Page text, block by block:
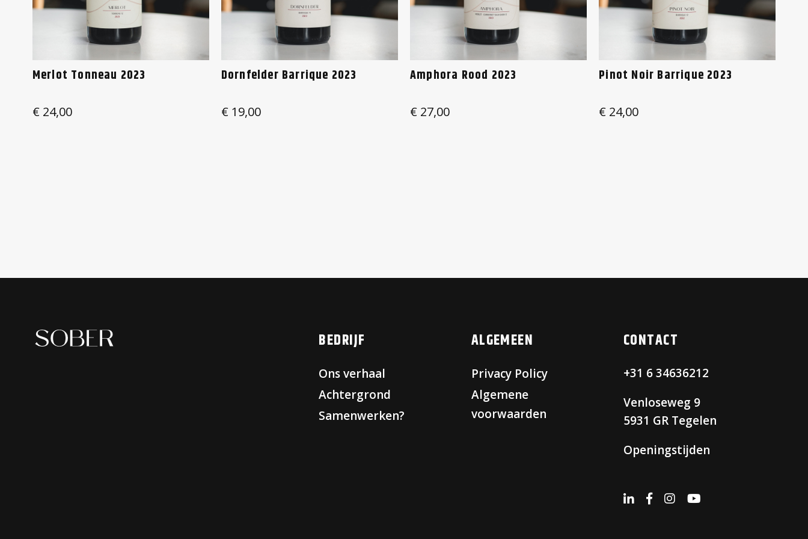
Merlot Tonneau 2023
€ 24,00
Dornfelder Barrique 2023
€ 19,00
Amphora Rood 2023
€ 27,00
Pinot Noir Barrique 2023
€ 24,00
BEDRIJF
Ons verhaal
Achtergrond
Samenwerken?
ALGEMEEN
Privacy Policy
Algemene
voorwaarden
CONTACT
+31 6 34636212
Venloseweg 9
5931 GR Tegelen
Openingstijden